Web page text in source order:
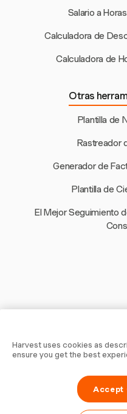
Salario a
Calculadora de
Calculadora de
Otras
Plantilla de
Rastreador
Generador de
Plantilla de
El Mejor Seguimiento
Tu tiempo
—
Únete a más de 70.000
facturan a clientes y
Harvest uses cookies as
ensure you get the best
Accept